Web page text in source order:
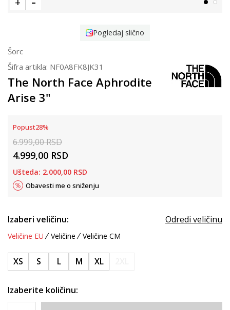
Pogledaj slično
Šorc
Šifra artikla: NF0A8FK8JK31
The North Face Aphrodite
Arise 3"
Popust28%
6.999,00RSD
4.999,00 RSD
Ušteda: 2.000,00 RSD
Obavesti me o sniženju
Izaberi veličinu: Odredi veličinu
Veličine EU Veličine Veličine CM
XS S L M XL
Izaberite količinu: